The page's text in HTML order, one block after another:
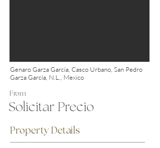
Genaro Garza García, Casco Urbano, San Pedro
Garza García, N.L., Mexico
From
Solicitar Precio
Property Details